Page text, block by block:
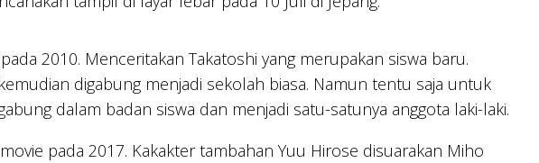
2010. Menceritakan Takatoshi yang merupakan siswa baru.
digabung menjadi sekolah biasa. Namun tentu saja untuk
dalam badan siswa dan menjadi satu-satunya anggota laki-laki.
pada 2017. Kakakter tambahan Yuu Hirose disuarakan Miho